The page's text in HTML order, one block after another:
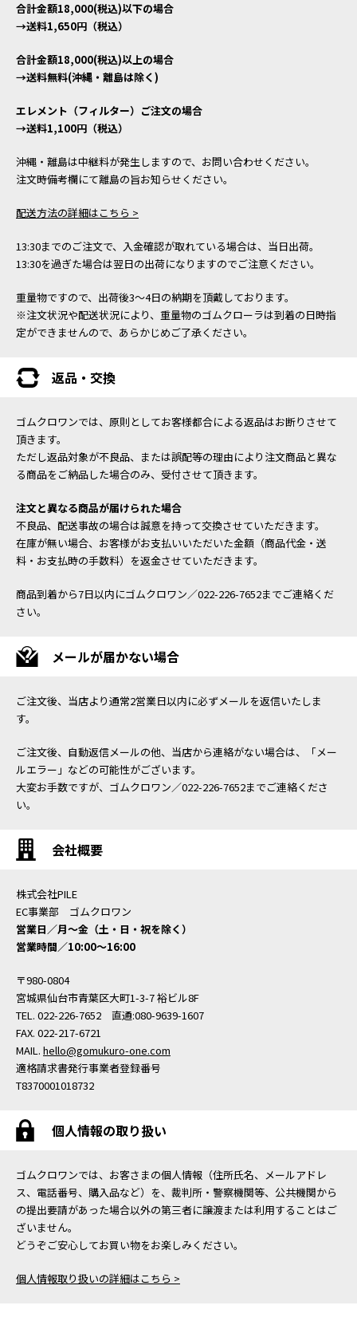
合計金額18,000(税込)以下の場合
→送料1,650円（税込）
合計金額18,000(税込)以上の場合
→送料無料(沖縄・離島は除く)
エレメント（フィルター）ご注文の場合
→送料1,100円（税込）
沖縄・離島は中継料が発生しますので、お問い合わせください。
注文時備考欄にて離島の旨お知らせください。
配送方法の詳細はこちら >
13:30までのご注文で、入金確認が取れている場合は、当日出荷。
13:30を過ぎた場合は翌日の出荷になりますのでご注意ください。
重量物ですので、出荷後3～4日の納期を頂戴しております。
※注文状況や配送状況により、重量物のゴムクローラは到着の日時指
定ができませんので、あらかじめご了承ください。
返品・交換
ゴムクロワンでは、原則としてお客様都合による返品はお断りさせて
頂きます。
ただし返品対象が不良品、または誤配等の理由により注文商品と異な
る商品をご納品した場合のみ、受付させて頂きます。
注文と異なる商品が届けられた場合
不良品、配送事故の場合は誠意を持って交換させていただきます。
在庫が無い場合、お客様がお支払いいただいた金額（商品代金・送
料・お支払時の手数料）を返金させていただきます。
商品到着から7日以内にゴムクロワン／022-226-7652までご連絡くだ
さい。
メールが届かない場合
ご注文後、当店より通常2営業日以内に必ずメールを返信いたしま
す。
ご注文後、自動返信メールの他、当店から連絡がない場合は、「メー
ルエラー」などの可能性がございます。
大変お手数ですが、ゴムクロワン／022-226-7652までご連絡くださ
い。
会社概要
株式会社PILE
EC事業部 ゴムクロワン
営業日／月〜金（土・日・祝を除く）
営業時間／10:00〜16:00
〒980-0804
宮城県仙台市青葉区大町1-3-7 裕ビル8F
TEL. 022-226-7652 直通:080-9639-1607
FAX. 022-217-6721
MAIL. hello@gomukuro-one.com
適格請求書発行事業者登録番号
T8370001018732
個人情報の取り扱い
ゴムクロワンでは、お客さまの個人情報（住所氏名、メールアドレ
ス、電話番号、購入品など）を、裁判所・警察機関等、公共機関から
の提出要請があった場合以外の第三者に譲渡または利用することはご
ざいません。
どうぞご安心してお買い物をお楽しみください。
個人情報取り扱いの詳細はこちら >